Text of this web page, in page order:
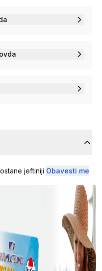
jeftiniji Obavesti me